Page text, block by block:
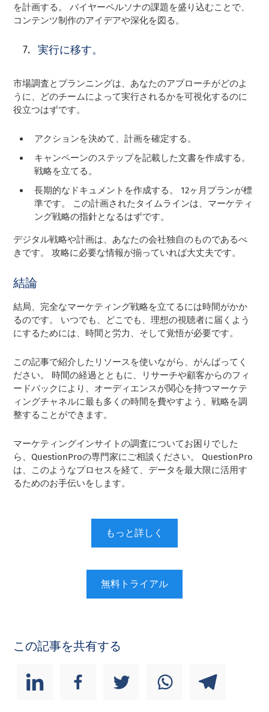
を計画する。 バイヤーペルソナの課題を盛り込むことで、
コンテンツ制作のアイデアや深化を図る。
実行に移す。
市場調査とプランニングは、あなたのアプローチがどのよ
うに、どのチームによって実行されるかを可視化するのに
役立つはずです。
アクションを決めて、計画を確定する。
キャンペーンのステップを記載した文書を作成する。
戦略を立てる。
長期的なドキュメントを作成する。 12ヶ月プランが標
準です。 この計画されたタイムラインは、マーケティ
ング戦略の指針となるはずです。
デジタル戦略や計画は、あなたの会社独自のものであるべ
きです。 攻略に必要な情報が揃っていれば大丈夫です。
結論
結局、完全なマーケティング戦略を立てるには時間がかか
るのです。 いつでも、どこでも、理想の視聴者に届くよう
にするためには、時間と労力、そして覚悟が必要です。
この記事で紹介したリソースを使いながら、がんばってく
ださい。 時間の経過とともに、リサーチや顧客からのフィ
ードバックにより、オーディエンスが関心を持つマーケテ
ィングチャネルに最も多くの時間を費やすよう、戦略を調
整することができます。
マーケティングインサイトの調査についてお困りでした
ら、QuestionProの専門家にご相談ください。 QuestionPro
は、このようなプロセスを経て、データを最大限に活用す
るためのお手伝いをします。
もっと詳しく
無料トライアル
この記事を共有する